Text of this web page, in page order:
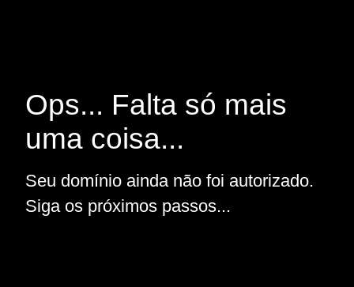
Ops... Falta só mais
uma coisa...
Seu domínio ainda não foi autorizado.
Siga os próximos passos...